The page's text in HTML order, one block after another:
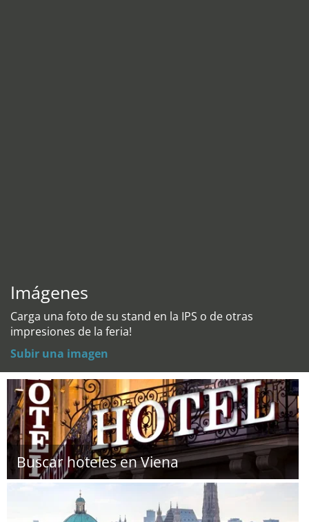
Imágenes
Carga una foto de su stand en la IPS o de otras
impresiones de la feria!
Subir una imagen
Buscar hoteles en Viena